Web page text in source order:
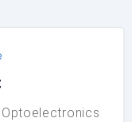
Optoelectronics